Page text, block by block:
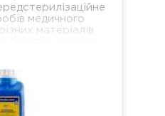
медичного
матеріалів
т.ч. ендодонтичні
з…